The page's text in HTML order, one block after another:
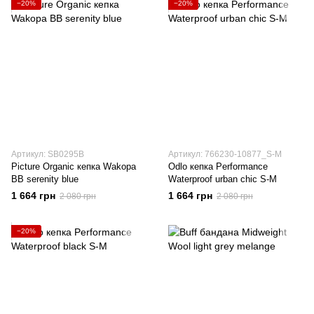
−20%
Артикул: SB0295B
Picture Organic кепка Wakopa
BB serenity blue
1 664 грн 2 080 грн
−20%
Артикул: 766230-10877_S-M
Odlo кепка Performance
Waterproof urban chic S-M
1 664 грн 2 080 грн
−20%